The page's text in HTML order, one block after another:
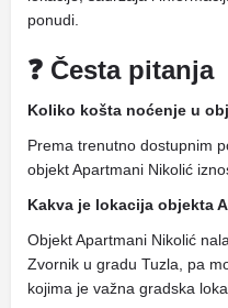
ponudi.
❓ Česta pitanja
Koliko košta noćenje u
Prema trenutno dostupnim
objekt Apartmani Nikolić
Kakva je lokacija objekta
Objekt Apartmani Nikolić
Zvornik u gradu Tuzla, pa
kojima je važna gradska